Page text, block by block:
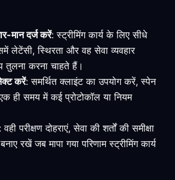
मान दर्ज करें: स्ट्रीमिंग कार्य के लिए सीधे
लेटेंसी, स्थिरता और वह सेवा व्यवहार
तुलना करना चाहते हैं।
करें: समर्थित क्लाइंट का उपयोग करें, स्पेन
समय में कई प्रोटोकॉल या नियम
वही परीक्षण दोहराएं, सेवा की शर्तों की समीक्षा
रखें जब मापा गया परिणाम स्ट्रीमिंग कार्य